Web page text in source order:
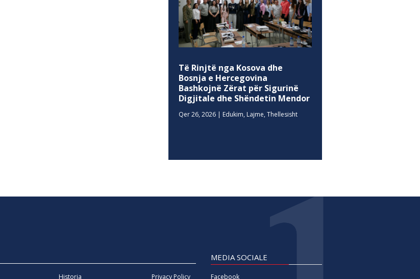
Të Rinjtë nga Kosova dhe
Bosnja e Hercegovina
Bashkojnë Zërat për Sigurinë
Digjitale dhe Shëndetin Mendor
Qer 26, 2026 | Edukim, Lajme,Thellesisht
Historia Privacy Policy
MEDIA SOCIALE
Facebook